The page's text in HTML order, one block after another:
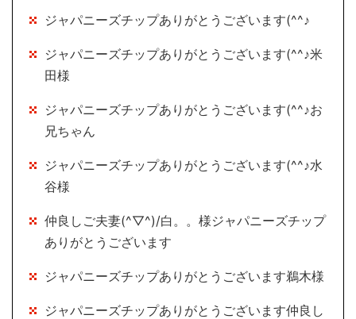
ジャパニーズチップありがとうございます(^^♪
ジャパニーズチップありがとうございます(^^♪米
田様
ジャパニーズチップありがとうございます(^^♪お
兄ちゃん
ジャパニーズチップありがとうございます(^^♪水
谷様
仲良しご夫妻(^▽^)/白。。様ジャパニーズチップ
ありがとうございます
ジャパニーズチップありがとうございます鵜木様
ジャパニーズチップありがとうございます仲良し